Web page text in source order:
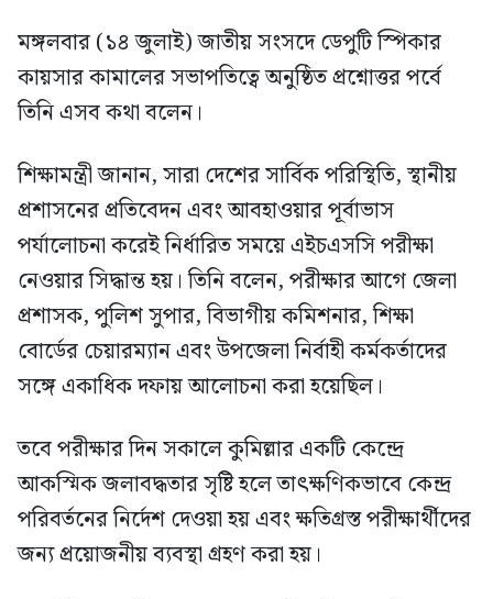
মঙ্গলবার (১৪ জুলাই) জাতীয় সংসদে ডেপুটি স্পিকার
কায়সার কামালের সভাপতিত্বে অনুষ্ঠিত প্রশ্নোত্তর পর্বে
তিনি এসব কথা বলেন।
শিক্ষামন্ত্রী জানান, সারা দেশের সার্বিক পরিস্থিতি, স্থানীয়
প্রশাসনের প্রতিবেদন এবং আবহাওয়ার পূর্বাভাস
পর্যালোচনা করেই নির্ধারিত সময়ে এইচএসসি পরীক্ষা
নেওয়ার সিদ্ধান্ত হয়। তিনি বলেন, পরীক্ষার আগে জেলা
প্রশাসক, পুলিশ সুপার, বিভাগীয় কমিশনার, শিক্ষা
বোর্ডের চেয়ারম্যান এবং উপজেলা নির্বাহী কর্মকর্তাদের
সঙ্গে একাধিক দফায় আলোচনা করা হয়েছিল।
তবে পরীক্ষার দিন সকালে কুমিল্লার একটি কেন্দ্রে
আকস্মিক জলাবদ্ধতার সৃষ্টি হলে তাৎক্ষণিকভাবে কেন্দ্র
পরিবর্তনের নির্দেশ দেওয়া হয় এবং ক্ষতিগ্রস্ত পরীক্ষার্থীদের
জন্য প্রয়োজনীয় ব্যবস্থা গ্রহণ করা হয়।